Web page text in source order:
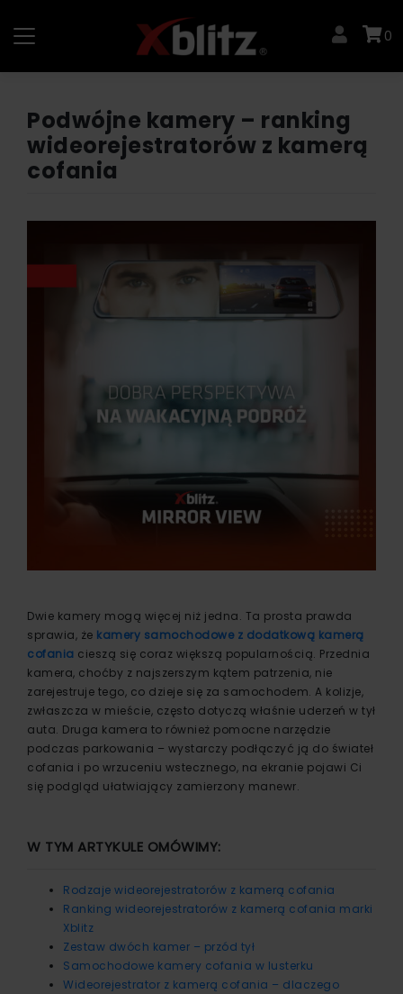
content
0
Podwójne kamery – ranking
wideorejestratorów z kamerą
cofania
Dwie kamery mogą więcej niż jedna. Ta prosta prawda
sprawia, że kamery samochodowe z dodatkową kamerą
cofania cieszą się coraz większą popularnością. Przednia
kamera, choćby z najszerszym kątem patrzenia, nie
zarejestruje tego, co dzieje się za samochodem. A kolizje,
zwłaszcza w mieście, często dotyczą właśnie uderzeń w tył
auta. Druga kamera to również pomocne narzędzie
podczas parkowania – wystarczy podłączyć ją do świateł
cofania i po wrzuceniu wstecznego, na ekranie pojawi Ci
się podgląd ułatwiający zamierzony manewr.
W TYM ARTYKULE OMÓWIMY:
Rodzaje wideorejestratorów z kamerą cofania
Ranking wideorejestratorów z kamerą cofania marki
Xblitz
Zestaw dwóch kamer – przód tył
Samochodowe kamery cofania w lusterku
Wideorejestrator z kamerą cofania – dlaczego